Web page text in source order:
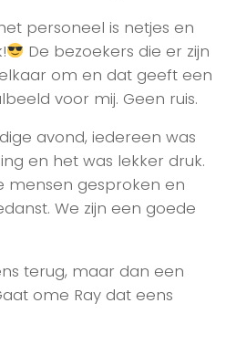
personeel is netjes en
De bezoekers die er zijn
om en dat geeft een
voor mij. Geen ruis.
avond, iedereen was
en het was lekker druk.
mensen gesproken en
We zijn een goede
terug, maar dan een
ome Ray dat eens